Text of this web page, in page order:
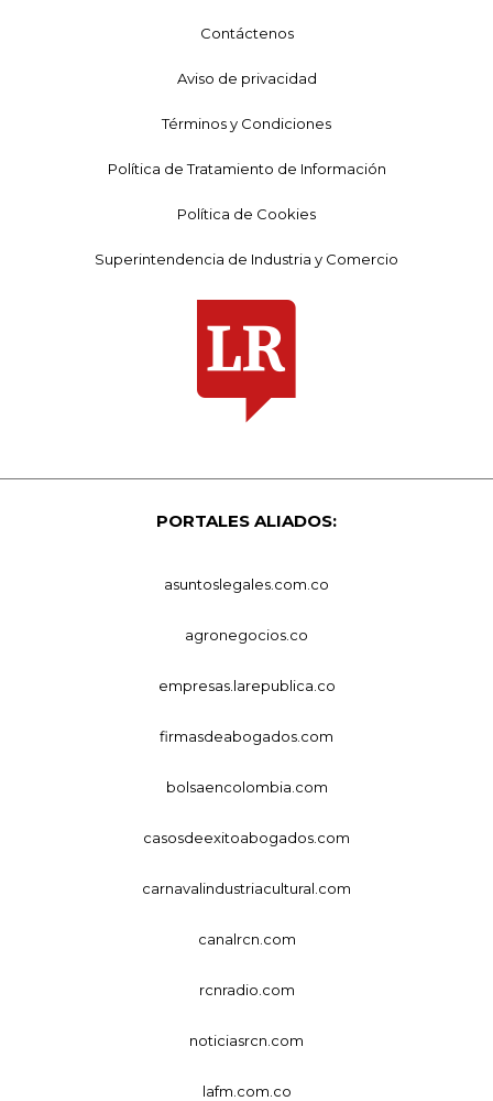
Contáctenos
Aviso de privacidad
Términos y Condiciones
Política de Tratamiento de Información
Política de Cookies
Superintendencia de Industria y Comercio
PORTALES ALIADOS:
asuntoslegales.com.co
agronegocios.co
empresas.larepublica.co
firmasdeabogados.com
bolsaencolombia.com
casosdeexitoabogados.com
carnavalindustriacultural.com
canalrcn.com
rcnradio.com
noticiasrcn.com
lafm.com.co